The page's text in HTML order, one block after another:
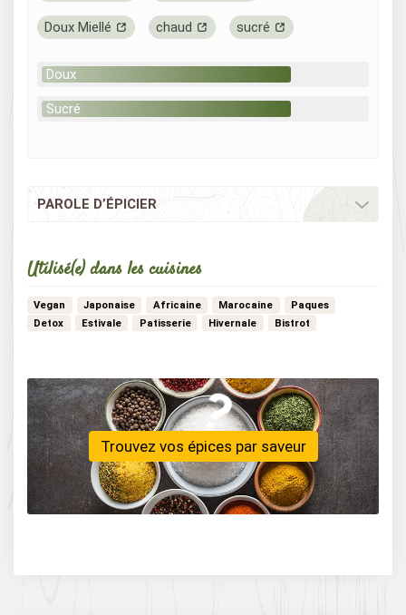
Doux Miellé chaud sucré
Doux
Sucré
PAROLE D’ÉPICIER
Utilisé(e) dans les cuisines
Vegan Japonaise Africaine Marocaine
Paques
Detox
Estivale Patisserie Hivernale
Bistrot
Trouvez vos épices par saveur